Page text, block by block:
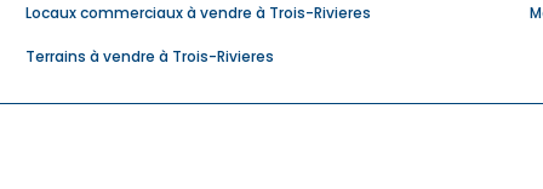
Locaux commerciaux à vendre à Trois-Rivieres
Terrains à vendre à Trois-Rivieres